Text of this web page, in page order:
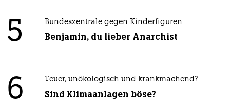
5 Bundeszentrale gegen Kinderfiguren
Benjamin, du lieber Anarchist
6 Teuer, unökologisch und krankmachend?
Sind Klimaanlagen böse?